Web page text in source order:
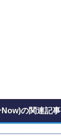
の関連記事